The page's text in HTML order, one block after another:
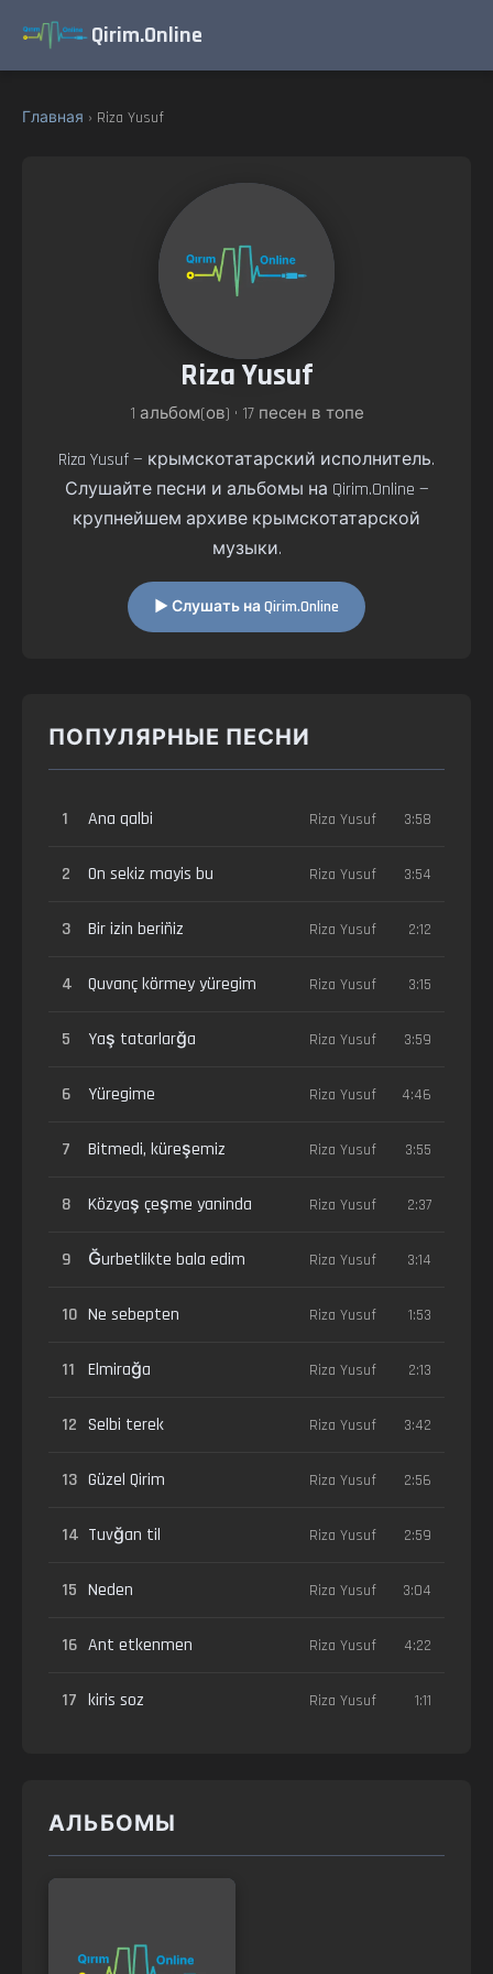
Qirim.Online
Главная › Riza Yusuf
Riza Yusuf
1 альбом(ов) • 17 песен в топе
Riza Yusuf — крымскотатарский исполнитель.
Слушайте песни и альбомы на Qirim.Online —
крупнейшем архиве крымскотатарской
музыки.
▶ Слушать на Qirim.Online
ПОПУЛЯРНЫЕ ПЕСНИ
1 Ana qalbi Riza Yusuf 3:58
2 On sekiz mayis bu Riza Yusuf 3:54
3 Bir izin beriñiz Riza Yusuf 2:12
4 Quvanç körmey yüregim Riza Yusuf 3:15
5 Yaş tatarlarğa Riza Yusuf 3:59
6 Yüregime Riza Yusuf 4:46
7 Bitmedi, küreşemiz Riza Yusuf 3:55
8 Közyaş çeşme yaninda Riza Yusuf 2:37
9 Ğurbetlikte bala edim Riza Yusuf 3:14
10 Ne sebepten Riza Yusuf 1:53
11 Elmirağa Riza Yusuf 2:13
12 Selbi terek Riza Yusuf 3:42
13 Güzel Qirim Riza Yusuf 2:56
14 Tuvğan til Riza Yusuf 2:59
15 Neden Riza Yusuf 3:04
16 Ant etkenmen Riza Yusuf 4:22
17 kiris soz Riza Yusuf 1:11
АЛЬБОМЫ